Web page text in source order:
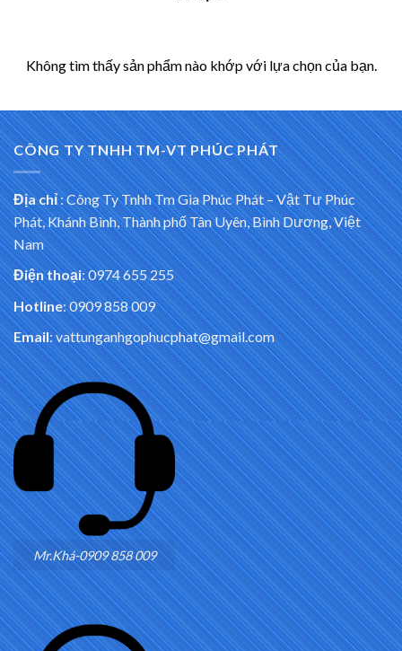
Không tìm thấy sản phẩm nào khớp với lựa chọn của bạn.
CÔNG TY TNHH TM-VT PHÚC PHÁT
Địa chỉ:Công Ty Tnhh Tm Gia Phúc Phát – Vật Tư Phúc
Phát, Khánh Bình, Thành phố Tân Uyên, Bình Dương, Việt
Nam
Điện thoại: 0974 655 255
Hotline: 0909 858 009
Email: vattunganhgophucphat@gmail.com
Mr.Khá-0909 858 009